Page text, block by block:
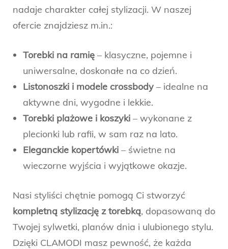
nadaje charakter całej stylizacji. W naszej
ofercie znajdziesz m.in.:
Torebki na ramię – klasyczne, pojemne i
uniwersalne, doskonałe na co dzień.
Listonoszki i modele crossbody – idealne na
aktywne dni, wygodne i lekkie.
Torebki plażowe i koszyki – wykonane z
plecionki lub rafii, w sam raz na lato.
Eleganckie kopertówki – świetne na
wieczorne wyjścia i wyjątkowe okazje.
Nasi styliści chętnie pomogą Ci stworzyć
kompletną stylizację z torebką, dopasowaną do
Twojej sylwetki, planów dnia i ulubionego stylu.
Dzięki CLAMODI masz pewność, że każda